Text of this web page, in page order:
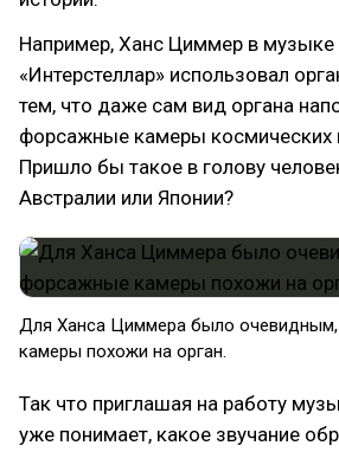
Например, Ханс Циммер в музыке
«Интерстеллар» использовал
тем, что даже сам вид органа
форсажные камеры космических
Пришло бы такое в голову
Австралии или Японии?
Для Ханса Циммера было
камеры похожи на орган.
Так что приглашая на работу
уже понимает, какое звучание